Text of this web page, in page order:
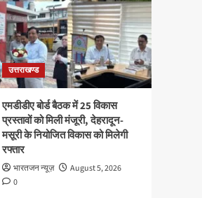
उत्तराखण्ड
एमडीडीए बोर्ड बैठक में 25 विकास
प्रस्तावों को मिली मंजूरी, देहरादून-
मसूरी के नियोजित विकास को मिलेगी
रफ्तार
भारतजन न्यूज़
August 5, 2026
0